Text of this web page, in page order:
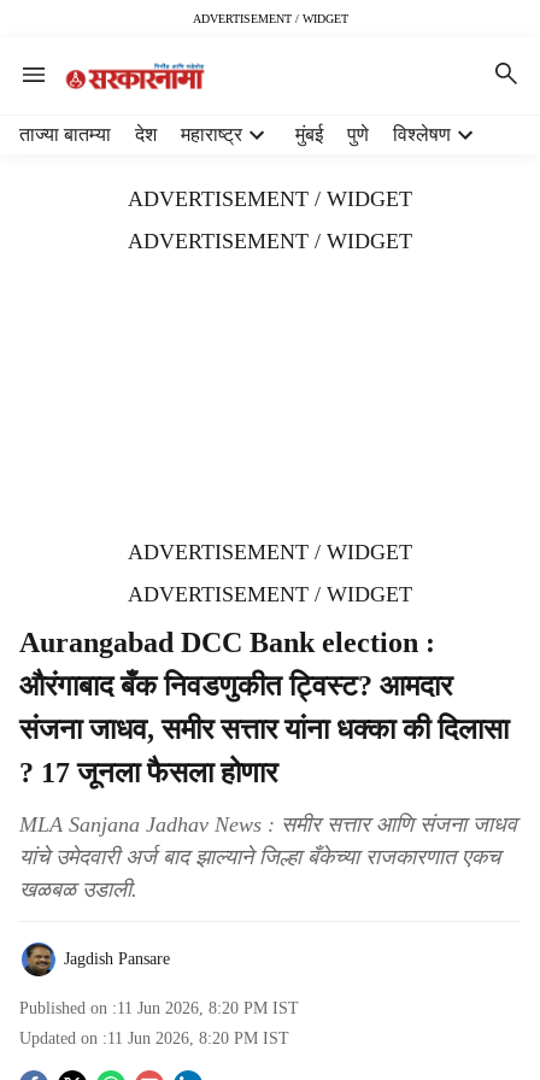
ADVERTISEMENT / WIDGET
ताज्या बातम्या देश महाराष्ट्र मुंबई पुणे विश्लेषण
ADVERTISEMENT / WIDGET
ADVERTISEMENT / WIDGET
ADVERTISEMENT / WIDGET
ADVERTISEMENT / WIDGET
Aurangabad DCC Bank election :
औरंगाबाद बँक निवडणुकीत ट्विस्ट? आमदार
संजना जाधव, समीर सत्तार यांना धक्का की दिलासा
? 17 जूनला फैसला होणार
MLA Sanjana Jadhav News : समीर सत्तार आणि संजना जाधव
यांचे उमेदवारी अर्ज बाद झाल्याने जिल्हा बँकेच्या राजकारणात एकच
खळबळ उडाली.
Jagdish Pansare
Published on :11 Jun 2026, 8:20 PM IST
Updated on :11 Jun 2026, 8:20 PM IST